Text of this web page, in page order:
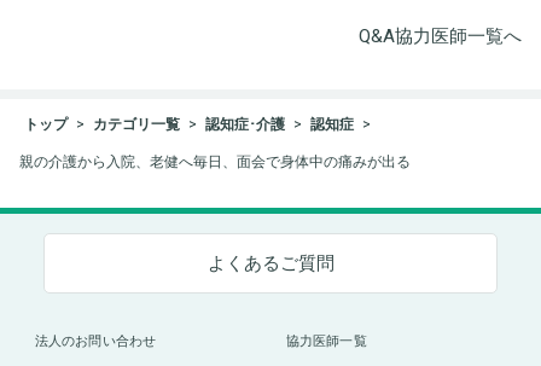
Q&A協力医師一覧へ
トップ カテゴリ一覧 認知症･介護 認知症
親の介護から入院、老健へ毎日、面会で身体中の痛みが出る
よくあるご質問
法人のお問い合わせ 協力医師一覧